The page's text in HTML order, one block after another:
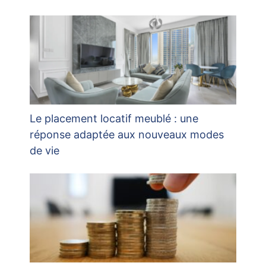
Le placement locatif meublé : une
réponse adaptée aux nouveaux modes
de vie